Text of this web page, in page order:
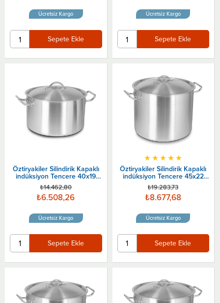
Sepete Ekle
Ücretsiz Kargo
Sepete Ekle
Ücretsiz Kargo
Öztiryakiler Silindirik Kapaklı
indüksiyon Tencere 40x19
Cm
₺6.508,26
₺14.462,80
Sepete Ekle
Ücretsiz Kargo
Öztiryakiler Silindirik Kapaklı
indüksiyon Tencere 45x22
Cm
★★★★★
₺8.677,68
₺19.283,73
Sepete Ekle
Ücretsiz Kargo